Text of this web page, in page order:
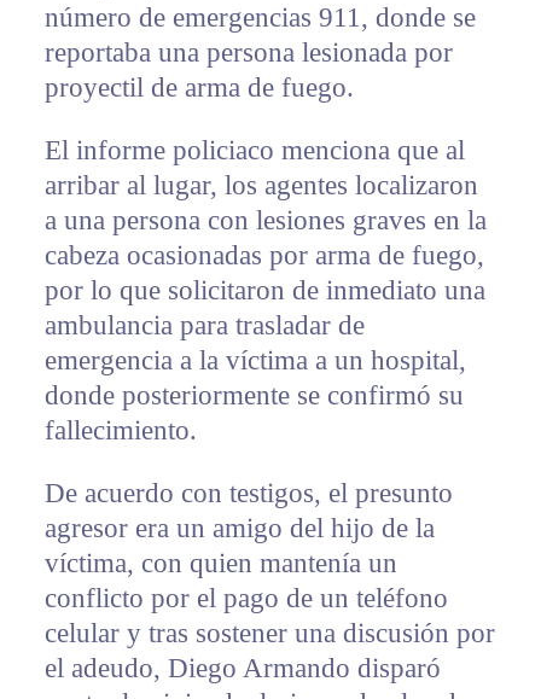
número de emergencias 911, donde se
reportaba una persona lesionada por
proyectil de arma de fuego.
El informe policiaco menciona que al
arribar al lugar, los agentes localizaron
a una persona con lesiones graves en la
cabeza ocasionadas por arma de fuego,
por lo que solicitaron de inmediato una
ambulancia para trasladar de
emergencia a la víctima a un hospital,
donde posteriormente se confirmó su
fallecimiento.
De acuerdo con testigos, el presunto
agresor era un amigo del hijo de la
víctima, con quien mantenía un
conflicto por el pago de un teléfono
celular y tras sostener una discusión por
el adeudo, Diego Armando disparó